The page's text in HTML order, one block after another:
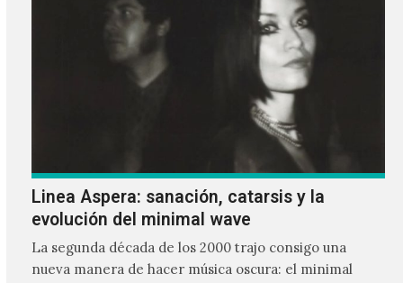
Linea Aspera: sanación, catarsis y la
evolución del minimal wave
La segunda década de los 2000 trajo consigo una
nueva manera de hacer música oscura: el minimal